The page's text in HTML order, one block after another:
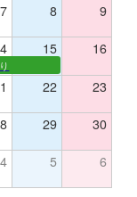
7 8 9
15 16
22 23
29 30
4 5 6